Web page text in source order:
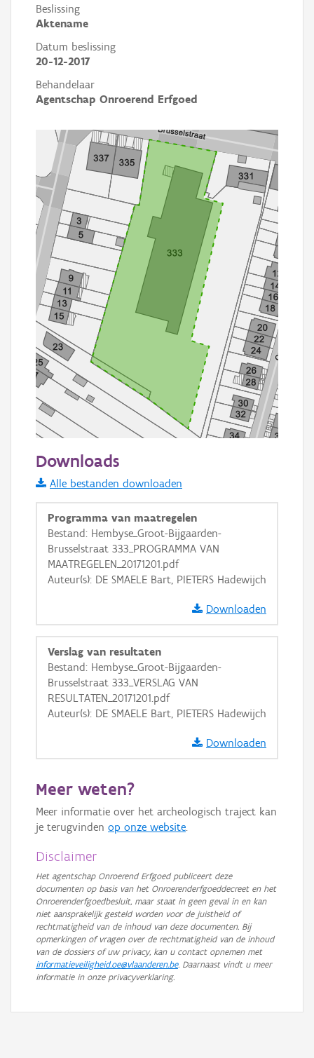
Beslissing
Aktename
Datum beslissing
20-12-2017
Behandelaar
Agentschap Onroerend Erfgoed
Informatie Vlaanderen
i
+ −
Basis Lagen
OSM-Basiskaart
Ortho
Downloads
Alle bestanden downloaden
Programma van maatregelen
Bestand: Hembyse_Groot-Bijgaarden-
Brusselstraat 333_PROGRAMMA VAN
MAATREGELEN_20171201.pdf
Auteur(s): DE SMAELE Bart, PIETERS Hadewijch
Downloaden
Verslag van resultaten
Bestand: Hembyse_Groot-Bijgaarden-
Brusselstraat 333_VERSLAG VAN
RESULTATEN_20171201.pdf
Auteur(s): DE SMAELE Bart, PIETERS Hadewijch
Downloaden
Meer weten?
Meer informatie over het archeologisch traject kan
je terugvinden op onze website.
Disclaimer
Het agentschap Onroerend Erfgoed publiceert deze
documenten op basis van het Onroerenderfgoeddecreet en het
Onroerenderfgoedbesluit, maar staat in geen geval in en kan
niet aansprakelijk gesteld worden voor de juistheid of
rechtmatigheid van de inhoud van deze documenten. Bij
opmerkingen of vragen over de rechtmatigheid van de inhoud
van de dossiers of uw privacy, kan u contact opnemen met
informatieveiligheid.oe@vlaanderen.be. Daarnaast vindt u meer
informatie in onze privacyverklaring.